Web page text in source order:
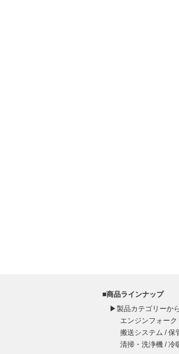
■商品ラインナップ
▶製品カテゴリーか
エンジンフォーク
搬送システム /保
清掃・洗浄機 /冷